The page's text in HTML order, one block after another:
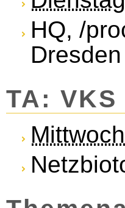
HQ, /
Dresden
TA: